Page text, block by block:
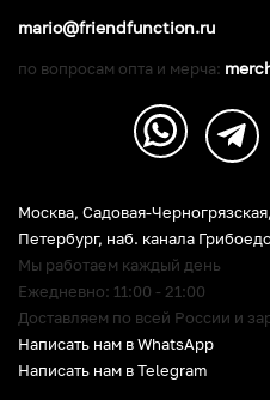
Москва, Садовая-
Петербург, наб. канала
Мы работаем каждый день
Ежедневно: 11:00 - 21:00
Доставляем по всей России и
Написать нам в WhatsApp
Написать нам в Telegram
mario@friendfunction.ru
по вопросам опта и мерча: